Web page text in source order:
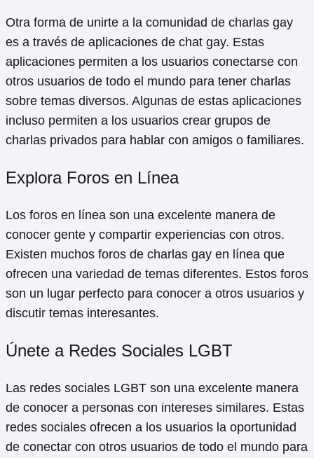
Otra forma de unirte a la comunidad de charlas gay
es a través de aplicaciones de chat gay. Estas
aplicaciones permiten a los usuarios conectarse con
otros usuarios de todo el mundo para tener charlas
sobre temas diversos. Algunas de estas aplicaciones
incluso permiten a los usuarios crear grupos de
charlas privados para hablar con amigos o familiares.
Explora Foros en Línea
Los foros en línea son una excelente manera de
conocer gente y compartir experiencias con otros.
Existen muchos foros de charlas gay en línea que
ofrecen una variedad de temas diferentes. Estos foros
son un lugar perfecto para conocer a otros usuarios y
discutir temas interesantes.
Únete a Redes Sociales LGBT
Las redes sociales LGBT son una excelente manera
de conocer a personas con intereses similares. Estas
redes sociales ofrecen a los usuarios la oportunidad
de conectar con otros usuarios de todo el mundo para